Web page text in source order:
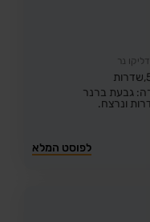
נר
שדרות
גבעת ברנר
ונרצח.
לפוסט המלא